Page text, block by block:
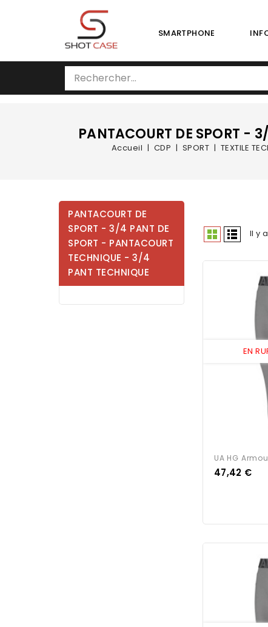
SMARTPHONE
PANTACOURT DE SPORT -
Accueil CDP SPORT TEXTILE
PANTACOURT DE
SPORT - 3/4 PANT DE
SPORT - PANTACOURT
TECHNIQUE - 3/4
PANT TECHNIQUE
Il y
EN
UA HG
Prix
47,42 €